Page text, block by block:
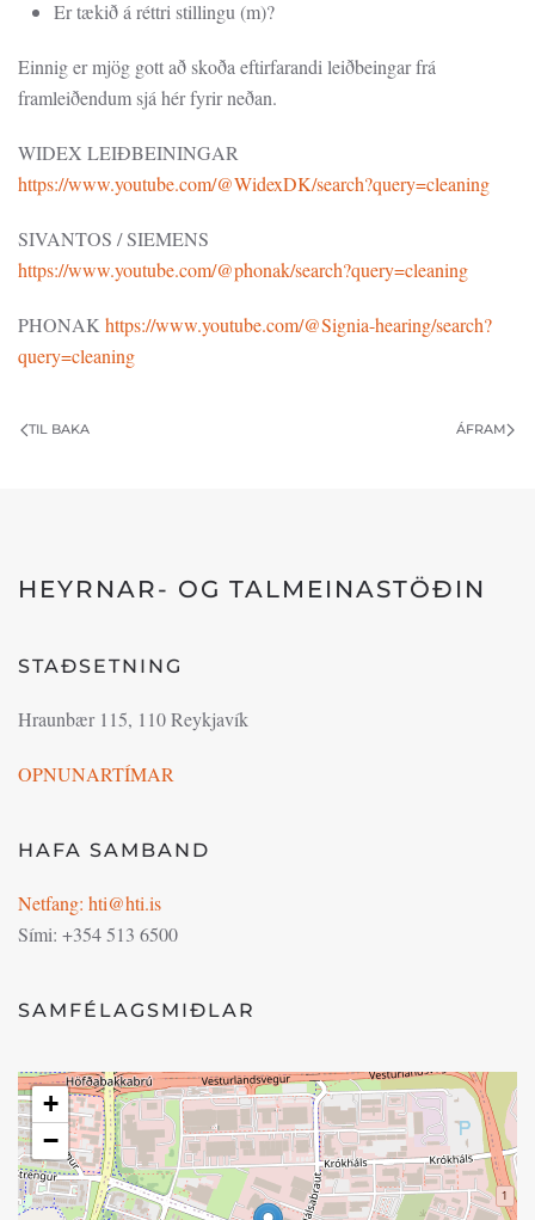
Er tækið á réttri stillingu (m)?
Einnig er mjög gott að skoða eftirfarandi leiðbeingar frá
framleiðendum sjá hér fyrir neðan.
WIDEX LEIÐBEININGAR
https://www.youtube.com/@WidexDK/search?query=cleaning
SIVANTOS / SIEMENS
https://www.youtube.com/@phonak/search?query=cleaning
PHONAK https://www.youtube.com/@Signia-hearing/search?
query=cleaning
TIL BAKA ÁFRAM
HEYRNAR- OG TALMEINASTÖÐIN
STAÐSETNING
Hraunbær 115, 110 Reykjavík
OPNUNARTÍMAR
HAFA SAMBAND
Netfang: hti@hti.is
Sími: +354 513 6500
SAMFÉLAGSMIÐLAR
+
−